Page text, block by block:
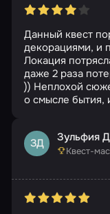
Данный квест
декорациями, и
Локация
даже 2 раза
)) Неплохой
о смысле бытия,
ЗД Зульфия
Квест-